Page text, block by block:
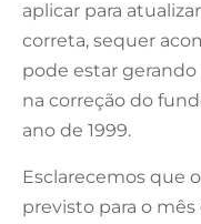
aplicar para
correta, sequer
pode estar
na correção do
ano de 1999.
Esclarecemos que
previsto para o